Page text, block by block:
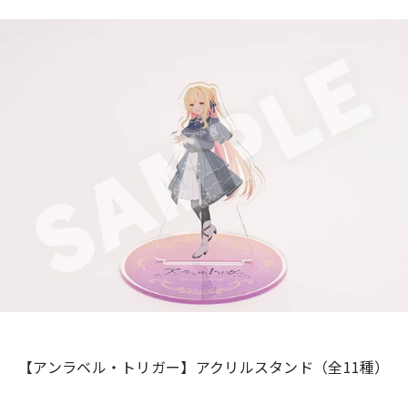
【アンラベル・トリガー】アクリルスタンド（全11種）